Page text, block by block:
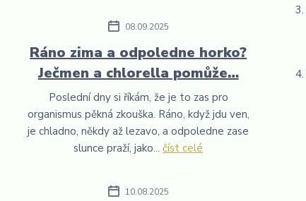
08.09.2025
Ráno zima a odpoledne horko?
Ječmen a chlorella pomůže…
Poslední dny si říkám, že je to zas pro
organismus pěkná zkouška. Ráno, když jdu ven,
je chladno, někdy až lezavo, a odpoledne zase
slunce praží, jako...číst celé
10.08.2025